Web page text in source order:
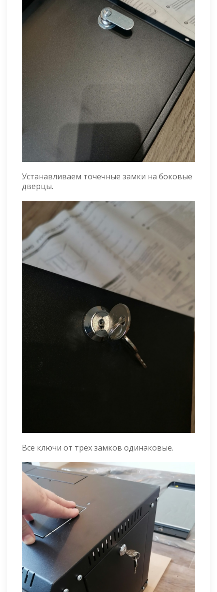
Устанавливаем точечные замки на боковые
дверцы.
Все ключи от трёх замков одинаковые.